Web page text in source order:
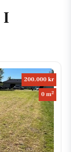
I
200.000 kr
0 m2